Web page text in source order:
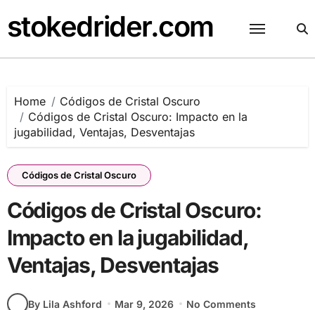
to
content
stokedrider.com
Home
Códigos de Cristal Oscuro
Códigos de Cristal Oscuro: Impacto en la
jugabilidad, Ventajas, Desventajas
Códigos de Cristal Oscuro
Códigos de Cristal Oscuro:
Impacto en la jugabilidad,
Ventajas, Desventajas
By Lila Ashford Mar 9, 2026 No Comments